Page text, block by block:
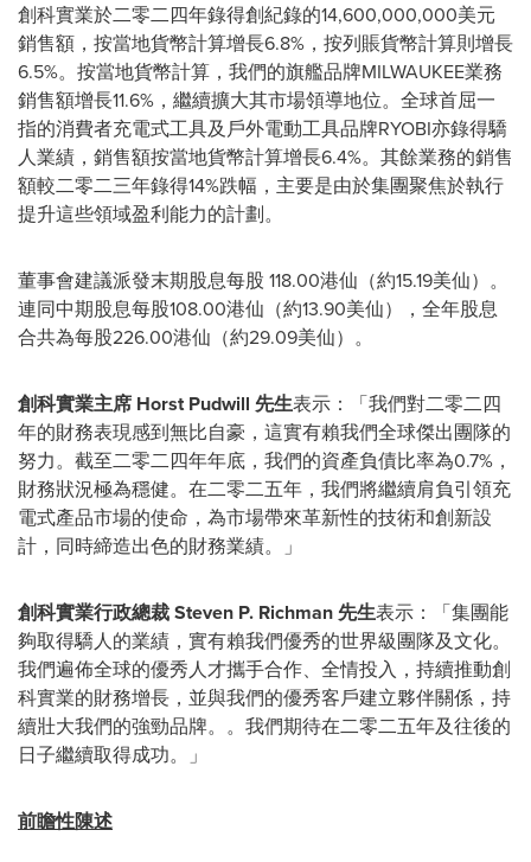
創科實業於二零二四年錄得創紀錄的14,600,000,000美元
銷售額，按當地貨幣計算增長6.8%，按列賬貨幣計算則增長
6.5%。按當地貨幣計算，我們的旗艦品牌MILWAUKEE業務
銷售額增長11.6%，繼續擴大其市場領導地位。全球首屈一
指的消費者充電式工具及戶外電動工具品牌RYOBI亦錄得驕
人業績，銷售額按當地貨幣計算增長6.4%。其餘業務的銷售
額較二零二三年錄得14%跌幅，主要是由於集團聚焦於執行
提升這些領域盈利能力的計劃。
董事會建議派發末期股息每股 118.00港仙（約15.19美仙）。
連同中期股息每股108.00港仙（約13.90美仙），全年股息
合共為每股226.00港仙（約29.09美仙）。
創科實業主席 Horst Pudwill 先生表示：「我們對二零二四
年的財務表現感到無比自豪，這實有賴我們全球傑出團隊的
努力。截至二零二四年年底，我們的資產負債比率為0.7%，
財務狀況極為穩健。在二零二五年，我們將繼續肩負引領充
電式產品市場的使命，為市場帶來革新性的技術和創新設
計，同時締造出色的財務業績。」
創科實業行政總裁Steven P. Richman先生表示：「集團能
夠取得驕人的業績，實有賴我們優秀的世界級團隊及文化。
我們遍佈全球的優秀人才攜手合作、全情投入，持續推動創
科實業的財務增長，並與我們的優秀客戶建立夥伴關係，持
續壯大我們的強勁品牌。。我們期待在二零二五年及往後的
日子繼續取得成功。」
前瞻性陳述